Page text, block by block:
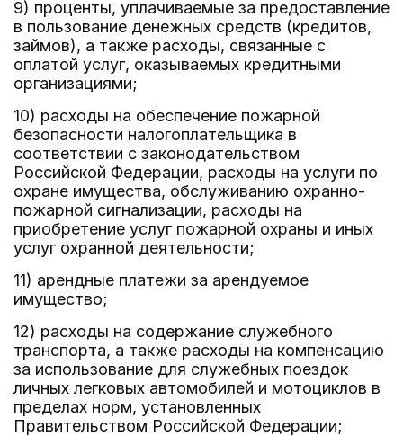
9) проценты, уплачиваемые за предоставление
в пользование денежных средств (кредитов,
займов), а также расходы, связанные с
оплатой услуг, оказываемых кредитными
организациями;
10) расходы на обеспечение пожарной
безопасности налогоплательщика в
соответствии с законодательством
Российской Федерации, расходы на услуги по
охране имущества, обслуживанию охранно-
пожарной сигнализации, расходы на
приобретение услуг пожарной охраны и иных
услуг охранной деятельности;
11) арендные платежи за арендуемое
имущество;
12) расходы на содержание служебного
транспорта, а также расходы на компенсацию
за использование для служебных поездок
личных легковых автомобилей и мотоциклов в
пределах норм, установленных
Правительством Российской Федерации;